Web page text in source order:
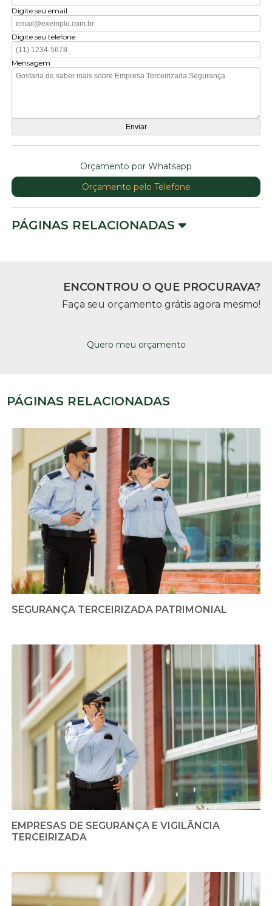
Digite seu email
Digite seu telefone
Mensagem
Orçamento por Whatsapp
Orçamento pelo Telefone
PÁGINAS RELACIONADAS
ENCONTROU O QUE PROCURAVA?
Faça seu orçamento grátis agora mesmo!
Quero meu orçamento
PÁGINAS RELACIONADAS
SEGURANÇA TERCEIRIZADA PATRIMONIAL
EMPRESAS DE SEGURANÇA E VIGILÂNCIA
TERCEIRIZADA